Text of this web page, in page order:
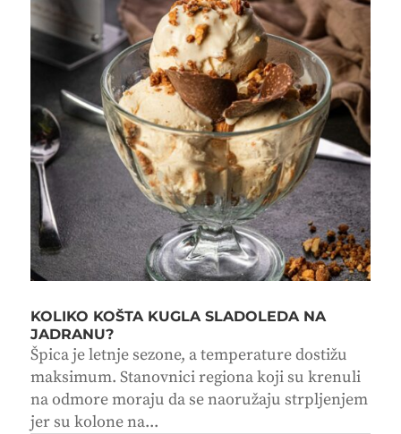
KOLIKO KOŠTA KUGLA SLADOLEDA NA
JADRANU?
Špica je letnje sezone, a temperature dostižu
maksimum. Stanovnici regiona koji su krenuli
na odmore moraju da se naoružaju strpljenjem
jer su kolone na...